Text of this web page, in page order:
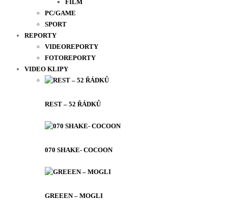
FILM
PC/GAME
SPORT
REPORTY
VIDEOREPORTY
FOTOREPORTY
VIDEO KLIPY
REST – 52 ŘÁDKŮ
070 SHAKE- COCOON
GREEEN – MOGLI